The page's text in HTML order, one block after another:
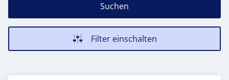
Suchen
Filter einschalten